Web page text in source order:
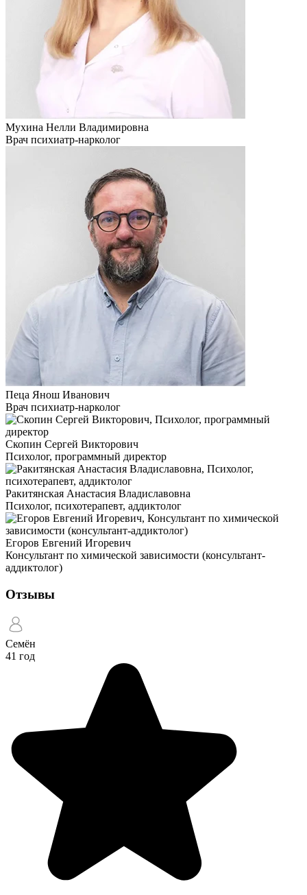
Мухина Нелли Владимировна
Врач психиатр-нарколог
Пеца Янош Иванович
Врач психиатр-нарколог
Скопин Сергей Викторович
Психолог, программный директор
Ракитянская Анастасия Владиславовна
Психолог, психотерапевт, аддиктолог
Егоров Евгений Игоревич
Консультант по химической зависимости (консультант-
аддиктолог)
Отзывы
Семён
41 год